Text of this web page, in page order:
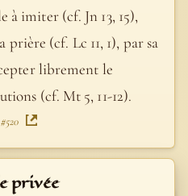
à imiter (cf. Jn 13, 15),
(cf. Lc 11, 1), par sa
librement le
(cf. Mt 5, 11-12).
privée